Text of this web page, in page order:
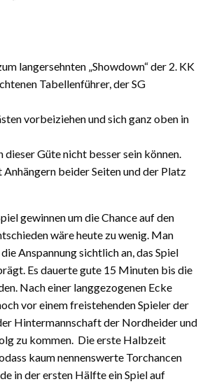
langersehnten „Showdown“ der 2. KK
Tabellenführer, der SG
vorbeiziehen und sich ganz oben in
Güte nicht besser sein können.
beider Seiten und der Platz
gewinnen um die Chance auf den
wäre heute zu wenig. Man
Anspannung sichtlich an, das Spiel
Es dauerte gute 15 Minuten bis die
Nach einer langgezogenen Ecke
vor einem freistehenden Spieler der
Hintermannschaft der Nordheider und
zu kommen. Die erste Halbzeit
kaum nennenswerte Torchancen
in der ersten Hälfte ein Spiel auf